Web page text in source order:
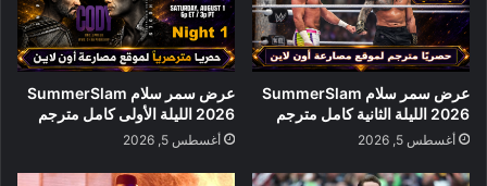
عرض سمر سلام SummerSlam
2026 الليلة الثانية كامل مترجم
أغسطس 5, 2026
عرض سمر سلام SummerSlam
2026 الليلة الأولى كامل مترجم
أغسطس 5, 2026